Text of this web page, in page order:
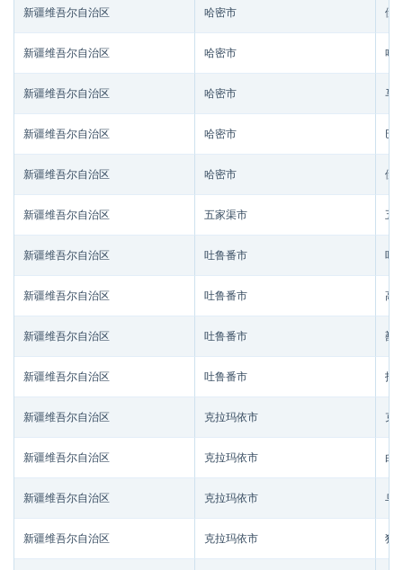
新疆维吾尔自治区 哈密市 伊
新疆维吾尔自治区 哈密市 哈
新疆维吾尔自治区 哈密市 马
新疆维吾尔自治区 哈密市 巴
新疆维吾尔自治区 哈密市 伊
新疆维吾尔自治区 五家渠市 五
新疆维吾尔自治区 吐鲁番市 吐
新疆维吾尔自治区 吐鲁番市 高
新疆维吾尔自治区 吐鲁番市 鄯
新疆维吾尔自治区 吐鲁番市 托
新疆维吾尔自治区 克拉玛依市 克
新疆维吾尔自治区 克拉玛依市 白
新疆维吾尔自治区 克拉玛依市 乌
新疆维吾尔自治区 克拉玛依市 独